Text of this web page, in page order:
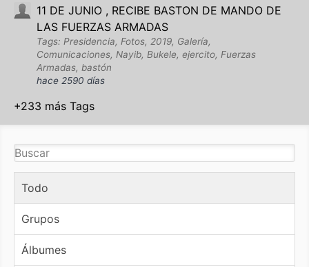
11 DE JUNIO , RECIBE BASTON DE MANDO DE
LAS FUERZAS ARMADAS
Tags: Presidencia, Fotos, 2019, Galería,
Comunicaciones, Nayib, Bukele, ejercito, Fuerzas
Armadas, bastón
hace 2590 días
+233 más Tags
Todo
Grupos
Álbumes